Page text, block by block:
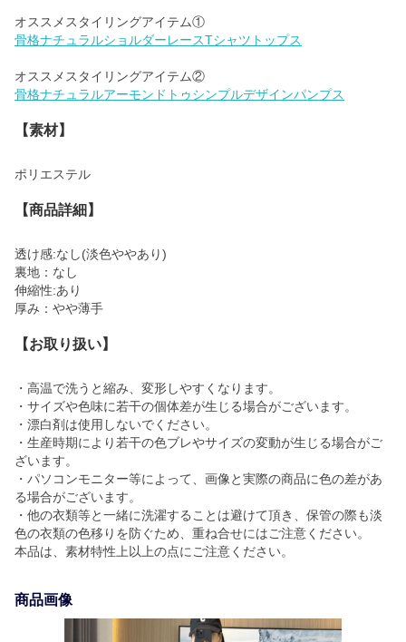
骨格ナチュラルショルダーレースTシャツトップス
骨格ナチュラルアーモンドトゥシンプルデザインパンプス
【素材】
ポリエステル
【商品詳細】
透け感:なし(淡色ややあり)
裏地：なし
伸縮性:あり
厚み：やや薄手
【お取り扱い】
・高温で洗うと縮み、変形しやすくなります。
・サイズや色味に若干の個体差が生じる場合がございます。
・漂白剤は使用しないでください。
・生産時期により若干の色ブレやサイズの変動が生じる場合がご
ざいます。
・パソコンモニター等によって、画像と実際の商品に色の差があ
る場合がございます。
・他の衣類等と一緒に洗濯することは避けて頂き、保管の際も淡
色の衣類の色移りを防ぐため、重ね合せにはご注意ください。
本品は、素材特性上以上の点にご注意ください。
商品画像